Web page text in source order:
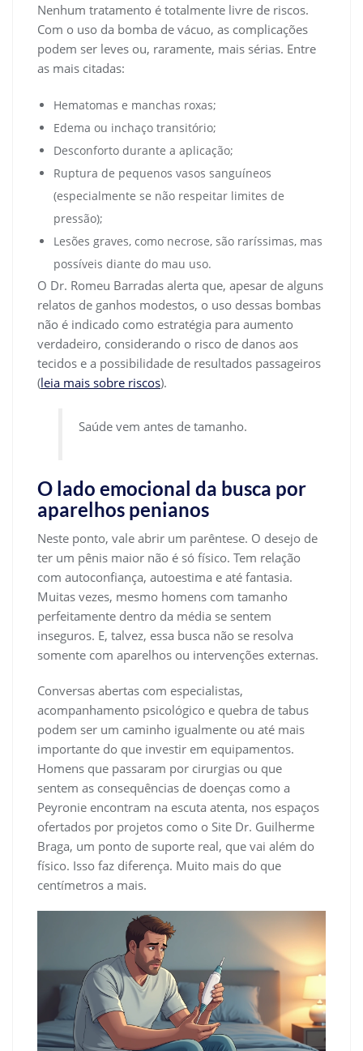
Nenhum tratamento é totalmente livre de riscos.
Com o uso da bomba de vácuo, as complicações
podem ser leves ou, raramente, mais sérias. Entre
as mais citadas:
Hematomas e manchas roxas;
Edema ou inchaço transitório;
Desconforto durante a aplicação;
Ruptura de pequenos vasos sanguíneos
(especialmente se não respeitar limites de
pressão);
Lesões graves, como necrose, são raríssimas, mas
possíveis diante do mau uso.
O Dr. Romeu Barradas alerta que, apesar de alguns
relatos de ganhos modestos, o uso dessas bombas
não é indicado como estratégia para aumento
verdadeiro, considerando o risco de danos aos
tecidos e a possibilidade de resultados passageiros
(leia mais sobre riscos).
Saúde vem antes de tamanho.
O lado emocional da busca por
aparelhos penianos
Neste ponto, vale abrir um parêntese. O desejo de
ter um pênis maior não é só físico. Tem relação
com autoconfiança, autoestima e até fantasia.
Muitas vezes, mesmo homens com tamanho
perfeitamente dentro da média se sentem
inseguros. E, talvez, essa busca não se resolva
somente com aparelhos ou intervenções externas.
Conversas abertas com especialistas,
acompanhamento psicológico e quebra de tabus
podem ser um caminho igualmente ou até mais
importante do que investir em equipamentos.
Homens que passaram por cirurgias ou que
sentem as consequências de doenças como a
Peyronie encontram na escuta atenta, nos espaços
ofertados por projetos como o Site Dr. Guilherme
Braga, um ponto de suporte real, que vai além do
físico. Isso faz diferença. Muito mais do que
centímetros a mais.